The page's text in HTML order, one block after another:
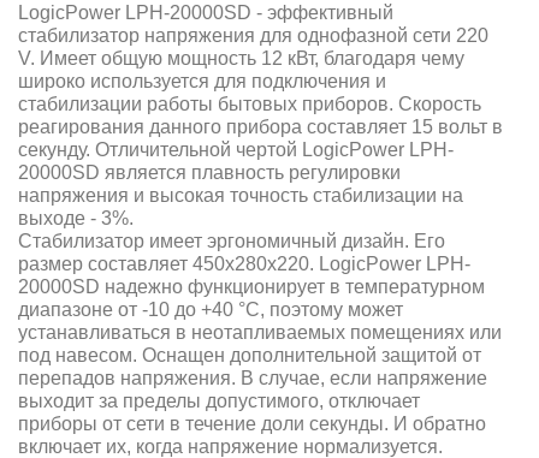
LogicPower LPH-20000SD - эффективный
стабилизатор напряжения для однофазной сети 220
V. Имеет общую мощность 12 кВт, благодаря чему
широко используется для подключения и
стабилизации работы бытовых приборов. Скорость
реагирования данного прибора составляет 15 вольт в
секунду. Отличительной чертой LogicPower LPH-
20000SD является плавность регулировки
напряжения и высокая точность стабилизации на
выходе - 3%.
Стабилизатор имеет эргономичный дизайн. Его
размер составляет 450х280х220. LogicPower LPH-
20000SD надежно функционирует в температурном
диапазоне от -10 до +40 °C, поэтому может
устанавливаться в неотапливаемых помещениях или
под навесом. Оснащен дополнительной защитой от
перепадов напряжения. В случае, если напряжение
выходит за пределы допустимого, отключает
приборы от сети в течение доли секунды. И обратно
включает их, когда напряжение нормализуется.